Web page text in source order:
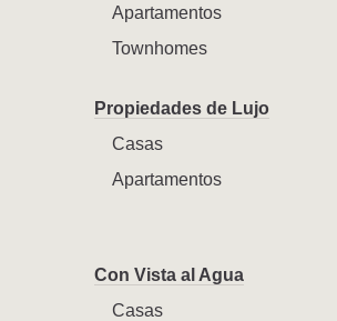
Apartamentos
Townhomes
Propiedades de Lujo
Casas
Apartamentos
Con Vista al Agua
Casas